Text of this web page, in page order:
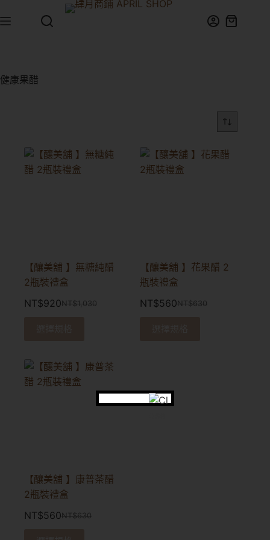
健康果醋
【釀美舖 】無糖純醋
2瓶裝禮盒
NT$1,030
NT$920
【釀美舖 】花果醋 2
瓶裝禮盒
NT$630
NT$560
【釀美舖 】康普茶醋
2瓶裝禮盒
NT$630
NT$560